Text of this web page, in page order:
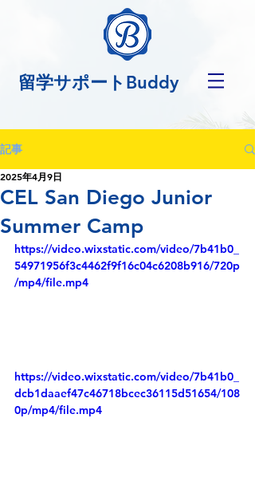
留学サポートBuddy
記事
CEL San Diego Junior
Summer Camp
2025年4月9日
https://video.wixstatic.com/video/7b41b0_
54971956f3c4462f9f16c04c6208b916/720p
/mp4/file.mp4
https://video.wixstatic.com/video/7b41b0_
dcb1daaef47c46718bcec36115d51654/108
0p/mp4/file.mp4